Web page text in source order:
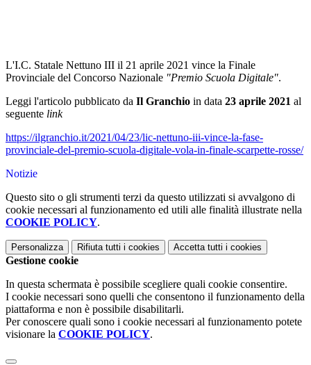
L'I.C. Statale Nettuno III il 21 aprile 2021 vince la Finale
Provinciale del Concorso Nazionale "Premio Scuola Digitale".
Leggi l'articolo pubblicato da Il Granchio in data 23 aprile 2021 al
seguente link
https://ilgranchio.it/2021/04/23/lic-nettuno-iii-vince-la-fase-
provinciale-del-premio-scuola-digitale-vola-in-finale-scarpette-rosse/
Notizie
Questo sito o gli strumenti terzi da questo utilizzati si avvalgono di
cookie necessari al funzionamento ed utili alle finalità illustrate nella
COOKIE POLICY.
Personalizza Rifiuta tutti i cookies Accetta tutti i cookies
Gestione cookie
In questa schermata è possibile scegliere quali cookie consentire.
I cookie necessari sono quelli che consentono il funzionamento della
piattaforma e non è possibile disabilitarli.
Per conoscere quali sono i cookie necessari al funzionamento potete
visionare la COOKIE POLICY.